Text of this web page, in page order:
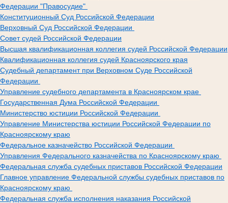
Федерации "Правосудие"
Конституционный Суд Российской Федерации
Верховный Суд Российской Федерации
Совет судей Российской Федерации
Высшая квалификационная коллегия судей Российской Федерации
Квалификационная коллегия судей Красноярского края
Судебный департамент при Верховном Суде Российской
Федерации
Управление судебного департамента в Красноярском крае
Государственная Дума Российской Федерации
Министерство юстиции Российской Федерации
Управление Министерства юстиции Российской Федерации по
Красноярскому краю
Федеральное казначейство Российской Федерации
Управления Федерального казначейства по Красноярскому краю
Федеральная служба судебных приставов Российской Федерации
Главное управление Федеральной службы судебных приставов по
Красноярскому краю
Федеральная служба исполнения наказания Российской